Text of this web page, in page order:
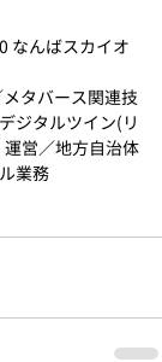
なんばスカイオ
タバース関連技
ジタルツイン(リ
営／地方自治体
業務